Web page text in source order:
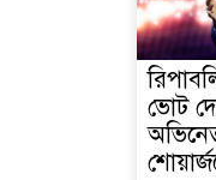
ভোট